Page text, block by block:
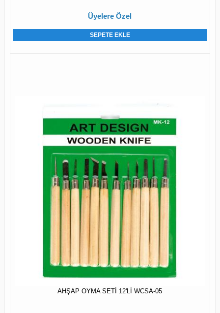
Üyelere Özel
SEPETE EKLE
AHŞAP OYMA SETİ 12'Lİ WCSA-05